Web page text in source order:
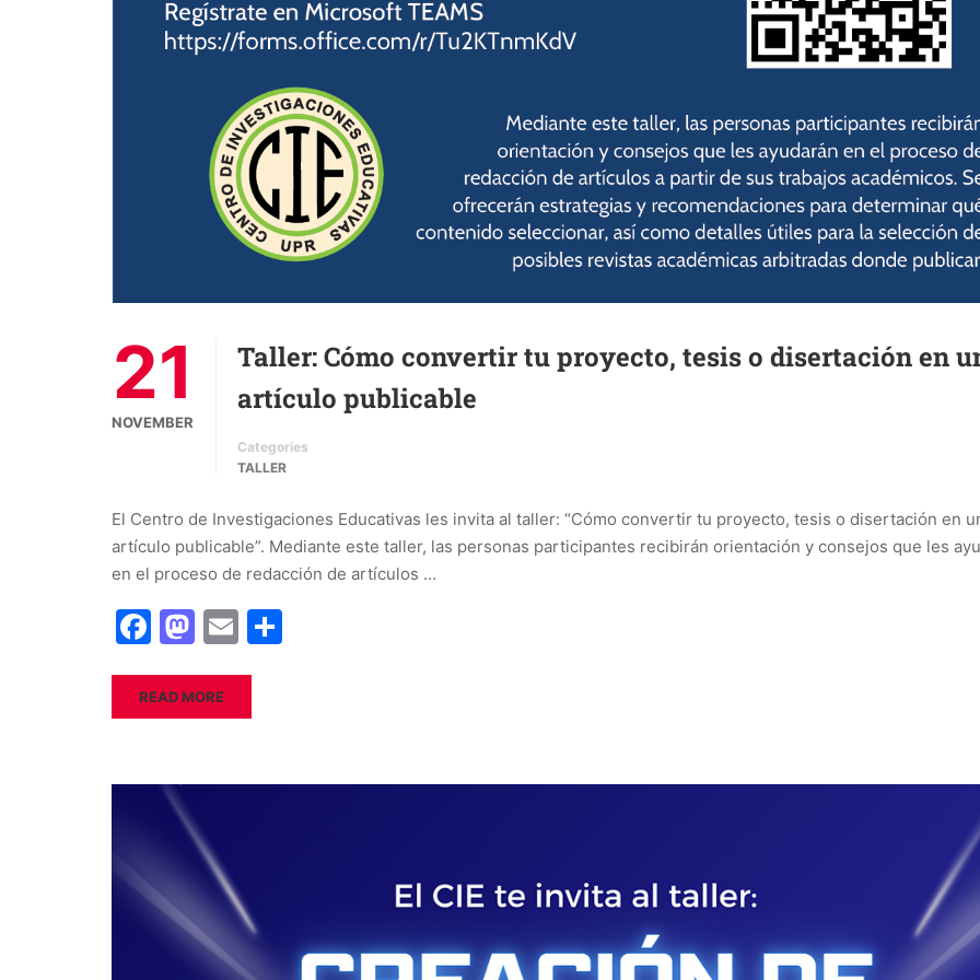
21
NOVEMBER
Taller: Cómo convertir tu proyecto, tesis o disertación en
artículo publicable
Categories
TALLER
El Centro de Investigaciones Educativas les invita al taller: “Cómo convertir tu proyecto, tesis o disertación en
artículo publicable”. Mediante este taller, las personas participantes recibirán orientación y consejos que les
en el proceso de redacción de artículos …
Facebook
Mastodon
Email
READ MORE